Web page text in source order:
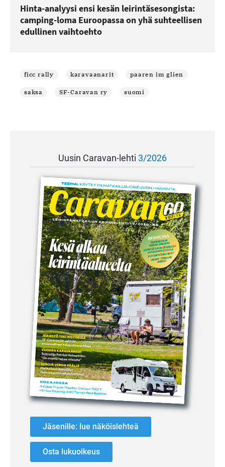
Hinta-analyysi ensi kesän leirintäsesongista:
camping-loma Euroopassa on yhä suhteellisen
edullinen vaihtoehto
ficc rally karavaanarit paaren im glien
saksa SF-Caravan ry suomi
Uusin Caravan-lehti 3/2026
Jäsenille: lue näköislehteä
Osta lukuoikeus